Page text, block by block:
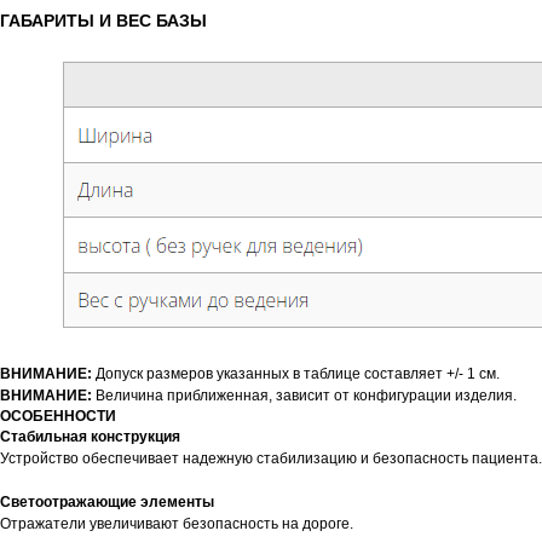
ГАБАРИТЫ И ВЕС БАЗЫ
ВНИМАНИЕ: Допуск размеров указанных в таблице составляет +/- 1 см.
ВНИМАНИЕ: Величина приближенная, зависит от конфигурации изделия.
ОСОБЕННОСТИ
Стабильная конструкция
Устройство обеспечивает надежную стабилизацию и безопасность пациента.
Светоотражающие элементы
Отражатели увеличивают безопасность на дороге.